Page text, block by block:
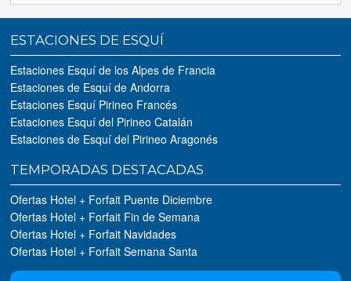
ESTACIONES DE ESQUÍ
Estaciones Esquí de los Alpes de Francia
Estaciones de Esquí de Andorra
Estaciones Esquí Pirineo Francés
Estaciones Esquí del Pirineo Catalán
Estaciones de Esquí del Pirineo Aragonés
TEMPORADAS DESTACADAS
Ofertas Hotel + Forfait Puente Diciembre
Ofertas Hotel + Forfait Fin de Semana
Ofertas Hotel + Forfait Navidades
Ofertas Hotel + Forfait Semana Santa